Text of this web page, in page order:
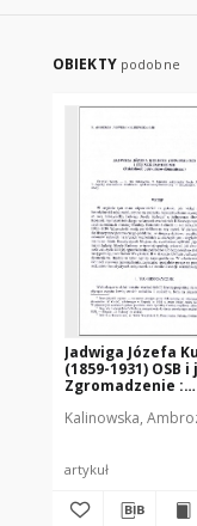
OBIEKTY podobne
Jadwiga Józefa
(1859-1931) OSB i
Zgromadzenie :
opiekuńczo-
Kalinowska,
artykuł